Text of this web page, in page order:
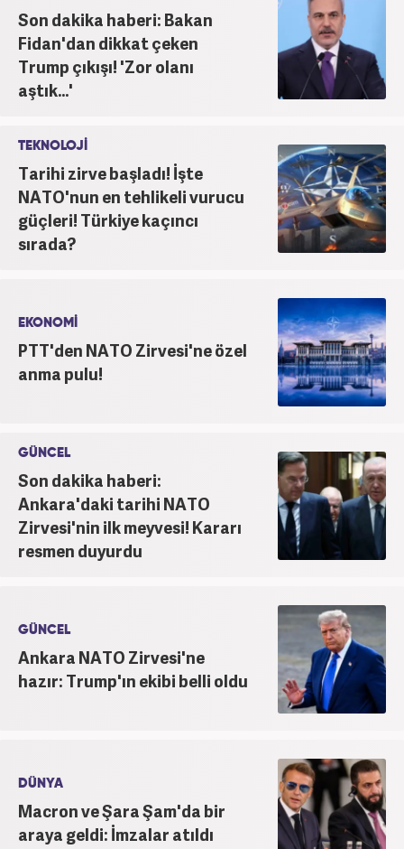
Son dakika haberi: Bakan
Fidan'dan dikkat çeken
Trump çıkışı! 'Zor olanı
aştık...'
TEKNOLOJİ
Tarihi zirve başladı! İşte
NATO'nun en tehlikeli vurucu
güçleri! Türkiye kaçıncı
sırada?
EKONOMİ
PTT'den NATO Zirvesi'ne özel
anma pulu!
GÜNCEL
Son dakika haberi:
Ankara'daki tarihi NATO
Zirvesi'nin ilk meyvesi! Kararı
resmen duyurdu
GÜNCEL
Ankara NATO Zirvesi'ne
hazır: Trump'ın ekibi belli oldu
DÜNYA
Macron ve Şara Şam'da bir
araya geldi: İmzalar atıldı